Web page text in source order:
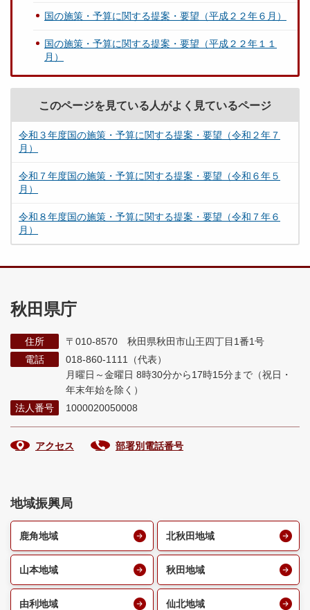
国の施策・予算に関する提案・要望（平成２２年６月）
国の施策・予算に関する提案・要望（平成２２年１１
月）
このページを見ている人がよく見ているページ
令和３年度国の施策・予算に関する提案・要望（令和２年７
月）
令和７年度国の施策・予算に関する提案・要望（令和６年５
月）
令和８年度国の施策・予算に関する提案・要望（令和７年６
月）
秋田県庁
住所
〒010-8570 秋田県秋田市山王四丁目1番1号
電話
018-860-1111（代表）
月曜日～金曜日 8時30分から17時15分まで （祝日・
年末年始を除く）
法人番号
1000020050008
アクセス 部署別電話番号
地域振興局
鹿角地域 北秋田地域
山本地域 秋田地域
由利地域 仙北地域